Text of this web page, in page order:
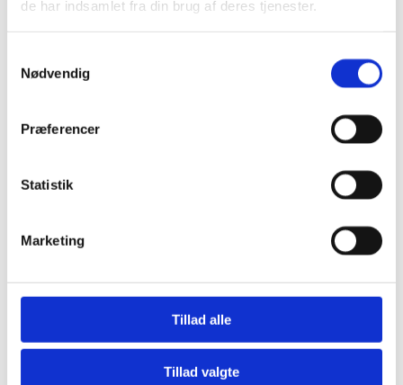
de har indsamlet fra din brug af deres tjenester.
Nødvendig
Præferencer
Statistik
Marketing
Tillad alle
Tillad valgte
10 år gammelt Antique Lifestyle køkken
Malet Antique Lifestyle Køkken
Nordisk køkken